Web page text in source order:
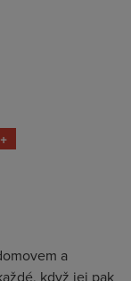
a
když jej pak